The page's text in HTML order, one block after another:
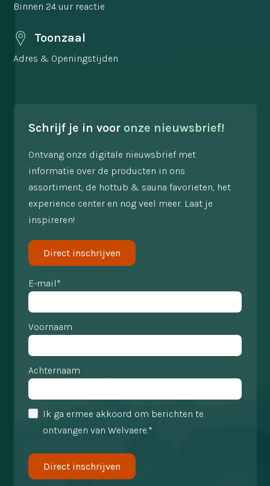
Binnen 24 uur reactie
Toonzaal
Adres & Openingstijden
Schrijf je in voor onze nieuwsbrief!
Ontvang onze digitale nieuwsbrief met
informatie over de producten in ons
assortiment, de hottub & sauna favorieten, het
experience center en nog veel meer. Laat je
inspireren!
Direct inschrijven
E-mail*
Voornaam
Achternaam
Ik ga ermee akkoord om berichten te
ontvangen van Welvaere.*